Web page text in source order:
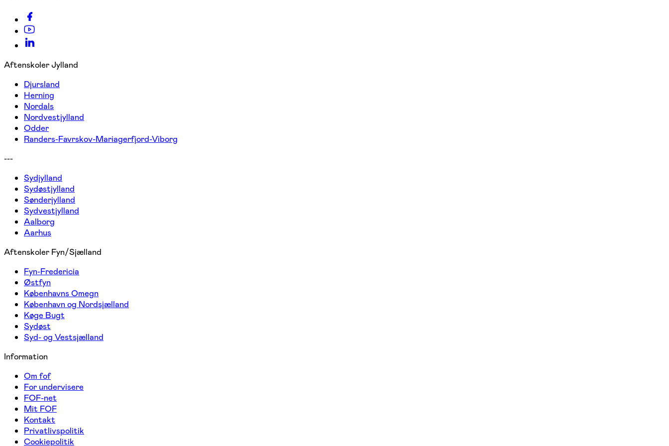
Aftenskoler Jylland
Djursland
Herning
Nordals
Nordvestjylland
Odder
Randers-Favrskov-Mariagerfjord-Viborg
---
Sydjylland
Sydøstjylland
Sønderjylland
Sydvestjylland
Aalborg
Aarhus
Aftenskoler Fyn/Sjælland
Fyn-Fredericia
Østfyn
Københavns Omegn
København og Nordsjælland
Køge Bugt
Sydøst
Syd- og Vestsjælland
Information
Om fof
For undervisere
FOF-net
Mit FOF
Kontakt
Privatlivspolitik
Cookiepolitik